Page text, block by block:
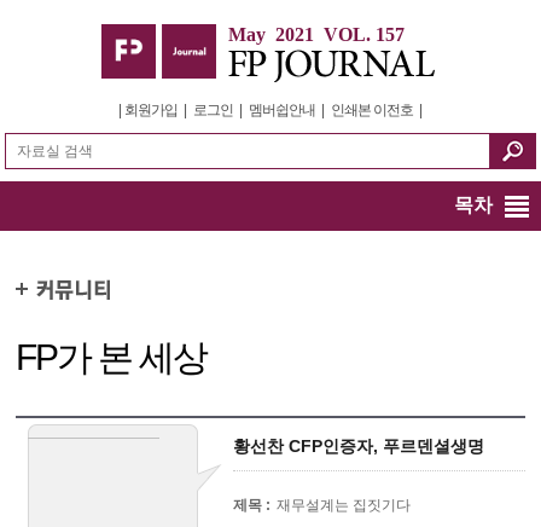
May 2021 VOL. 157
회원가입 로그인 멤버쉽안내 인쇄본 이전호
목차
FP가 본 세상
황선찬 CFP인증자, 푸르덴셜생명
제목 : 재무설계는 집짓기다